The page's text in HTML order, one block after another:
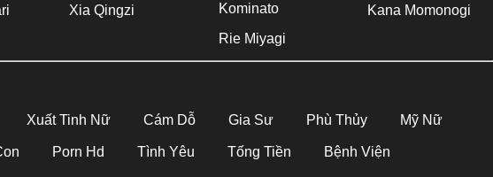
Xia Qingzi
Kominato
Rie Miyagi
Kana Momonogi
Xuất Tinh Nữ Cám Dỗ Gia Sư Phù Thủy Mỹ Nữ
Porn Hd Tình Yêu Tống Tiền Bệnh Viện